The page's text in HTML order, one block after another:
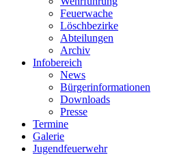
Feuerwache
Löschbezirke
Abteilungen
Archiv
Infobereich
News
Bürgerinformationen
Downloads
Presse
Termine
Galerie
Jugendfeuerwehr